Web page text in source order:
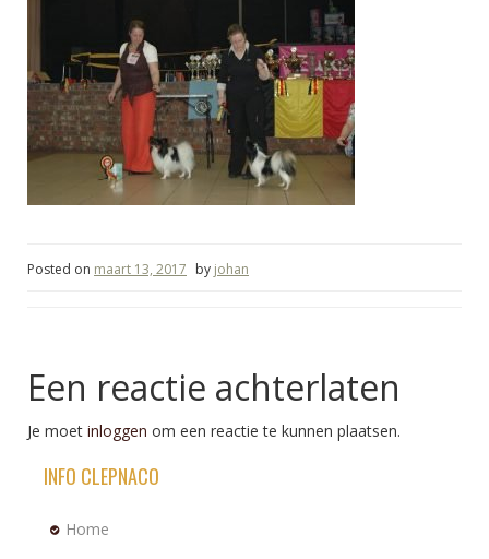
Posted on maart 13, 2017 by johan
Een reactie achterlaten
Je moet inloggen om een reactie te kunnen plaatsen.
INFO CLEPNACO
Home